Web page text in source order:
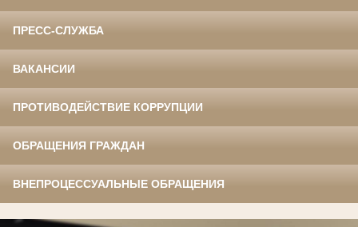
ПРЕСС-СЛУЖБА
ВАКАНСИИ
ПРОТИВОДЕЙСТВИЕ КОРРУПЦИИ
ОБРАЩЕНИЯ ГРАЖДАН
ВНЕПРОЦЕССУАЛЬНЫЕ ОБРАЩЕНИЯ